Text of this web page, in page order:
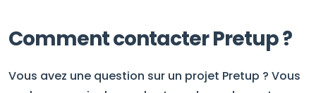
Comment contacter Pretup ?
Vous avez une question sur un projet Pretup ? Vous